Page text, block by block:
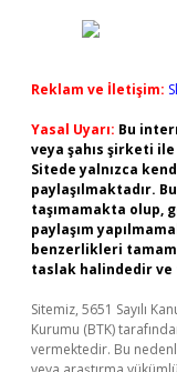
Reklam ve İletişim:
Yasal Uyarı: Bu
veya şahıs şirketi
Sitede yalnızca
paylaşılmaktadır.
taşımamakta olup,
paylaşım
benzerlikleri
taslak halindedir ve
Sitemiz, 5651 Sayılı
Kurumu (BTK)
vermektedir. Bu